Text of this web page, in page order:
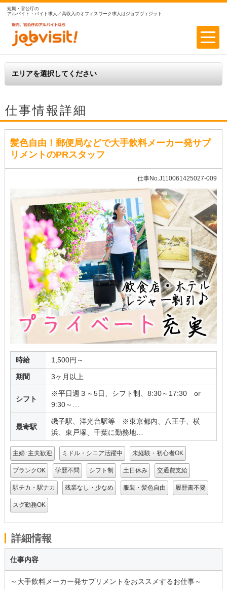
短期・官公庁の
アルバイト・バイト求人／高収入のオフィスワーク求人はジョブヴィジット
仕事情報詳細
髪色自由！郵便局などで大手飲料メーカー発サプ
リメントのPRスタッフ
仕事No.J110061425027-009
時給 1,500円～
期間 3ヶ月以上
シフト
※平日週３～5日、シフト制、8:30～17:30 or
9:30～…
最寄駅
磯子駅、洋光台駅等 ※東京都内、八王子、横
浜、東戸塚、千葉に勤務地…
主婦･主夫歓迎 ミドル・シニア活躍中 未経験・初心者OK
ブランクOK 学歴不問 シフト制 土日休み 交通費支給
駅チカ・駅ナカ 残業なし・少なめ 服装・髪色自由 履歴書不要
スグ勤務OK
詳細情報
仕事内容
～大手飲料メーカー発サプリメントをおススメするお仕事～